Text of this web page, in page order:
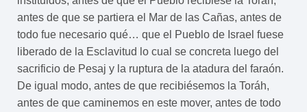
antes de que se partiera el Mar de las Cañas, antes de
todo fue necesario qué… que el Pueblo de Israel fuese
liberado de la Esclavitud lo cual se concreta luego del
sacrificio de Pesaj y la ruptura de la atadura del faraón.
De igual modo, antes de que recibiésemos la Toráh,
antes de que caminemos en este mover, antes de todo